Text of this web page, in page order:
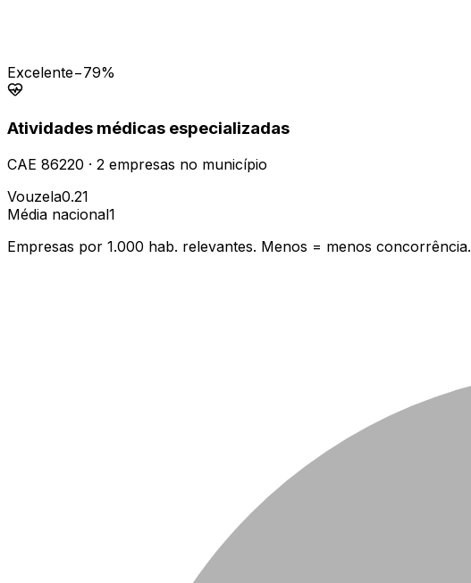
Excelente−79%
Atividades médicas especializadas
CAE 86220 · 2 empresas no município
Vouzela0.21
Média nacional1
Empresas por 1.000 hab. relevantes. Menos = menos concorrência.